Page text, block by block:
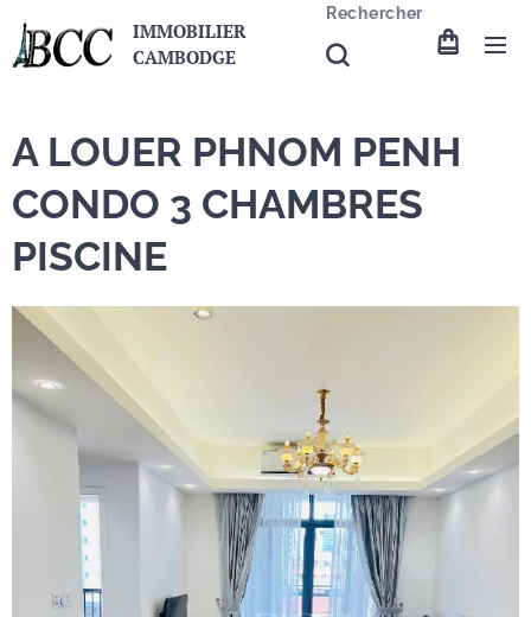
IMMOBILIER
CAMBODGE
Rechercher
A LOUER PHNOM PENH
CONDO 3 CHAMBRES
PISCINE